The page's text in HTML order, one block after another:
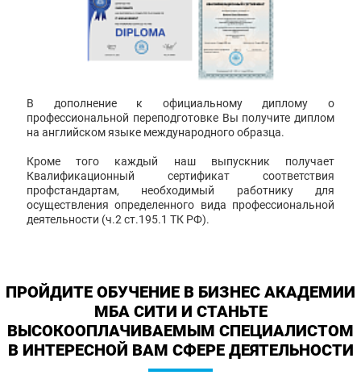
В дополнение к официальному диплому о
профессиональной переподготовке Вы получите диплом
на английском языке международного образца.
Кроме того каждый наш выпускник получает
Квалификационный сертификат соответствия
профстандартам, необходимый работнику для
осуществления определенного вида профессиональной
деятельности (ч.2 ст.195.1 ТК РФ).
ПРОЙДИТЕ ОБУЧЕНИЕ В БИЗНЕС АКАДЕМИИ
МБА СИТИ И СТАНЬТЕ
ВЫСОКООПЛАЧИВАЕМЫМ СПЕЦИАЛИСТОМ
В ИНТЕРЕСНОЙ ВАМ СФЕРЕ ДЕЯТЕЛЬНОСТИ